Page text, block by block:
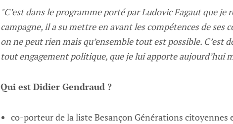
"C’est dans le programme porté par Ludovic Fagaut que
campagne, il a su mettre en avant les compétences de ses
on ne peut rien mais qu’ensemble tout est possible. C’est
tout engagement politique, que je lui apporte aujourd’hui
Qui est Didier Gendraud ?
co-porteur de la liste Besançon Générations citoyennes